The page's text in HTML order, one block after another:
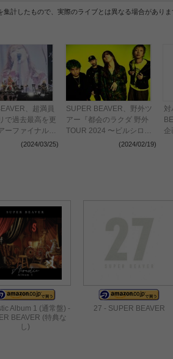
計したもので、実際のライブとは異なる場合がありま
、超満員
で過去最高を更
ーファイナルレ
「最高の一日
(2024/03/25)
SUPER BEAVER、野外ツ
アー『都会のラクダ 野外
TOUR 2024 〜ビルシロ
コ・モリヤマ〜』香川公演
(2024/02/19)
対
企
Album 1 (通常盤) -
BEAVER (特典な
し)
27 - SUPER BEAVER